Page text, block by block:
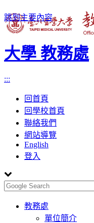
跳到主要內容
大學 教務處
:::
回首頁
回學校首頁
聯絡我們
網站導覽
English
登入
Toggle
navigation
教務處
單位簡介